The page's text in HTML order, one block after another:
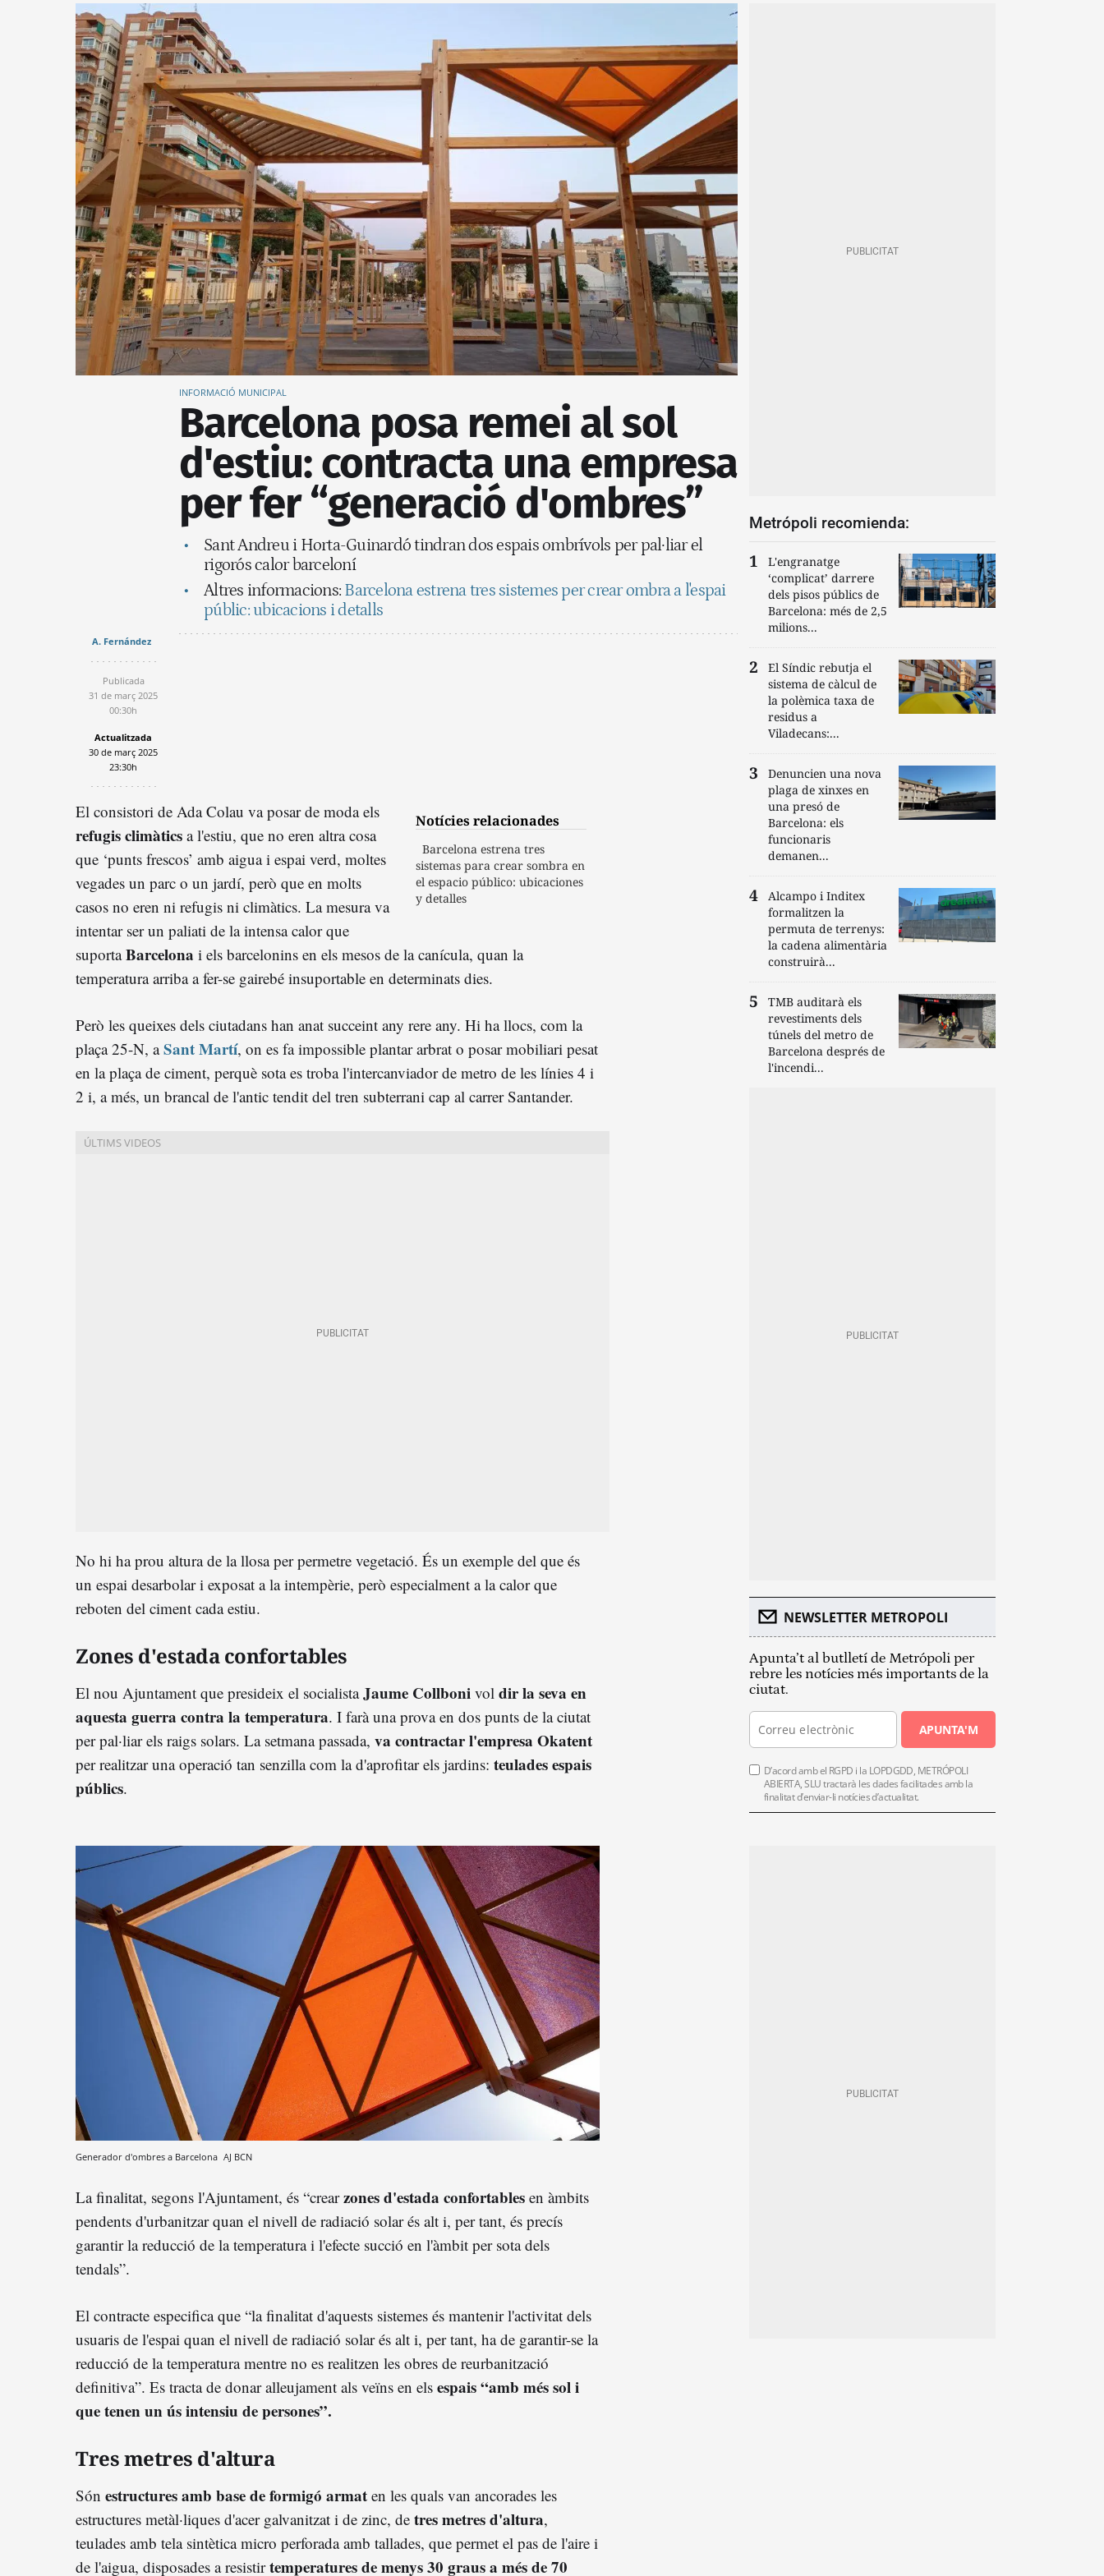
INFORMACIÓ MUNICIPAL
Barcelona posa remei al sol
d'estiu: contracta una empresa
per fer “generació d'ombres”
Sant Andreu i Horta-Guinardó tindran dos espais ombrívols per pal·liar el
rigorós calor barceloní
Altres informacions: Barcelona estrena tres sistemes per crear ombra a l'espai
públic: ubicacions i detalls
A. Fernández
Publicada
31 de març 2025
00:30h
Actualitzada
30 de març 2025
23:30h
Notícies relacionades
Barcelona estrena tres
sistemas para crear sombra en
el espacio público: ubicaciones
y detalles
El consistori de Ada Colau va posar de moda els
refugis climàtics a l'estiu, que no eren altra cosa
que ‘punts frescos’ amb aigua i espai verd, moltes
vegades un parc o un jardí, però que en molts
casos no eren ni refugis ni climàtics. La mesura va
intentar ser un paliati de la intensa calor que
suportaBarcelona i els barcelonins en els mesos de la canícula, quan la
temperatura arriba a fer-se gairebé insuportable en determinats dies.
Però les queixes dels ciutadans han anat succeint any rere any. Hi ha llocs, com la
plaça 25-N, aSant Martí, on es fa impossible plantar arbrat o posar mobiliari pesat
en la plaça de ciment, perquè sota es troba l'intercanviador de metro de les línies 4 i
2 i, a més, un brancal de l'antic tendit del tren subterrani cap al carrer Santander.
No hi ha prou altura de la llosa per permetre vegetació. És un exemple del que és
un espai desarbolar i exposat a la intempèrie, però especialment a la calor que
reboten del ciment cada estiu.
Zones d'estada confortables
El nou Ajuntament que presideix el socialistaJaume Collboni vol dir la seva en
aquesta guerra contra la temperatura. I farà una prova en dos punts de la ciutat
per pal·liar els raigs solars. La setmana passada, va contractar l'empresa Okatent
per realitzar una operació tan senzilla com la d'aprofitar els jardins: teulades espais
públics.
Generador d'ombres a Barcelona AJ BCN
La finalitat, segons l'Ajuntament, és “crearzones d'estada confortables en àmbits
pendents d'urbanitzar quan el nivell de radiació solar és alt i, per tant, és precís
garantir la reducció de la temperatura i l'efecte succió en l'àmbit per sota dels
tendals”.
El contracte especifica que “la finalitat d'aquests sistemes és mantenir l'activitat dels
usuaris de l'espai quan el nivell de radiació solar és alt i, per tant, ha de garantir-se la
reducció de la temperatura mentre no es realitzen les obres de reurbanització
definitiva”. Es tracta de donar alleujament als veïns en els espais “amb més sol i
que tenen un ús intensiu de persones”.
Tres metres d'altura
Són estructures amb base de formigó armat en les quals van ancorades les
estructures metàl·liques d'acer galvanitzat i de zinc, de tres metres d'altura,
teulades amb tela sintètica micro perforada amb tallades, que permet el pas de l'aire i
de l'aigua, disposades a resistirtemperatures de menys 30 graus a més de 70
Metrópoli recomienda:
L'engranatge
‘complicat’ darrere
dels pisos públics de
Barcelona: més de 2,5
milions...
El Síndic rebutja el
sistema de càlcul de
la polèmica taxa de
residus a
Viladecans:...
Denuncien una nova
plaga de xinxes en
una presó de
Barcelona: els
funcionaris
demanen...
Alcampo i Inditex
formalitzen la
permuta de terrenys:
la cadena alimentària
construirà...
TMB auditarà els
revestiments dels
túnels del metro de
Barcelona després de
l'incendi...
NEWSLETTER METROPOLI
Apunta’t al butlletí de Metrópoli per
rebre les notícies més importants de la
ciutat.
APUNTA'M
D’acord amb el RGPD i la LOPDGDD, METRÓPOLI
ABIERTA, SLU tractarà les dades facilitades amb la
finalitat d’enviar-li notícies d’actualitat.